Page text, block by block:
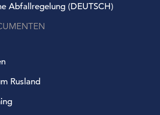
Abfallregelung (DEUTSCH)
Rusland